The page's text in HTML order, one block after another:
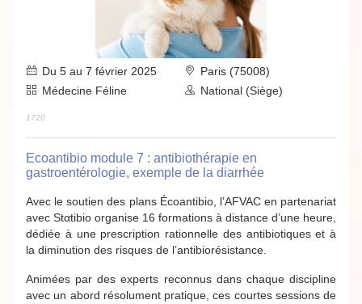
Du 5 au 7 février 2025
Paris (75008)
Médecine Féline
National (Siège)
1720
Ecoantibio module 7 : antibiothérapie en
gastroentérologie, exemple de la diarrhée
Avec le soutien des plans Écoantibio, l’AFVAC en partenariat
avec Stαtibio organise 16 formations à distance d’une heure,
dédiée à une prescription rationnelle des antibiotiques et à
la diminution des risques de l’antibiorésistance.
Animées par des experts reconnus dans chaque discipline
avec un abord résolument pratique, ces courtes sessions de